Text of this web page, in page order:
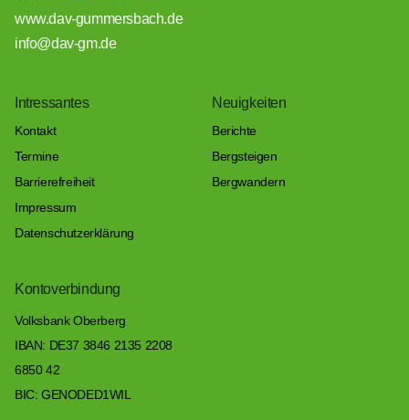
www.dav-gummersbach.de
info@dav-gm.de
Intressantes
Kontakt
Termine
Barrierefreiheit
Impressum
Datenschutzerklärung
Neuigkeiten
Berichte
Bergsteigen
Bergwandern
Kontoverbindung
Volksbank Oberberg
IBAN: DE37 3846 2135 2208
6850 42
BIC: GENODED1WIL